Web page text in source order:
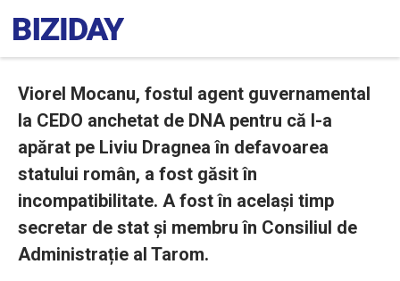
Viorel Mocanu, fostul agent guvernamental
la CEDO anchetat de DNA pentru că l-a
apărat pe Liviu Dragnea în defavoarea
statului român, a fost găsit în
incompatibilitate. A fost în același timp
secretar de stat și membru în Consiliul de
Administrație al Tarom.